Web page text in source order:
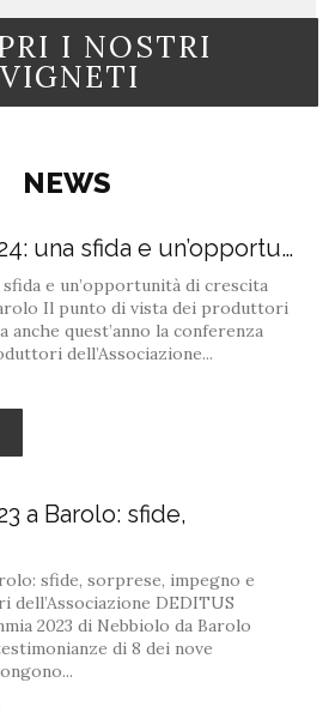
I NOSTRI
VIGNETI
NEWS
una sfida e un’opportu…
sfida e un’opportunità di crescita
Il punto di vista dei produttori
quest’anno la conferenza
dell’Associazione...
a Barolo: sfide,
sfide, sorprese, impegno e
DEDITUS
2023 di Nebbiolo da Barolo
di 8 dei nove